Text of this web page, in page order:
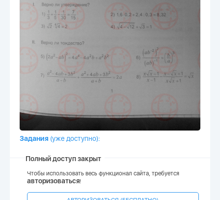
Задания (уже доступно):
Полный доступ закрыт
Чтобы использовать весь функционал сайта, требуется
авторизоваться!